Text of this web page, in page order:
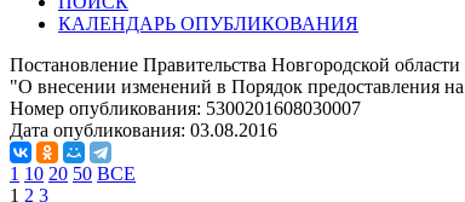
КАЛЕНДАРЬ ОПУБЛИКОВАНИЯ
Постановление Правительства Новгородской
"О внесении изменений в Порядок предоставления
Номер опубликования: 5300201608030007
Дата опубликования: 03.08.2016
1 10 20 50 ВСЕ
1 2 3